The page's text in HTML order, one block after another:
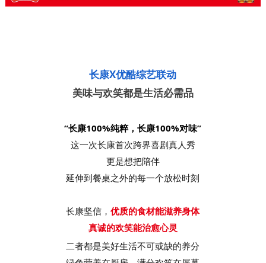
长康X优酷综艺联动
美味与欢笑都是生活必需品
“长康100%纯粹，长康100%对味”
这一次长康首次跨界喜剧真人秀
更是想把陪伴
延伸到餐桌之外的每一个放松时刻
长康坚信，优质的食材能滋养身体
真诚的欢笑能治愈心灵
二者都是美好生活不可或缺的养分